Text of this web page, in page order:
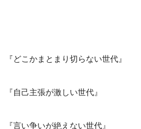
『どこかまとまり切らない世代』
『自己主張が激しい世代』
『言い争いが絶えない世代』